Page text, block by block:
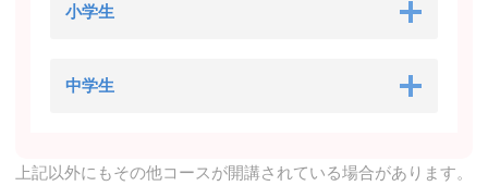
小学生
中学生
上記以外にもその他コースが開講されている場合があります。